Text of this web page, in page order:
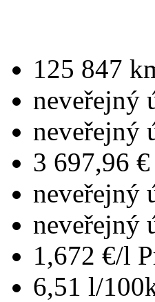
125 847
neveřejný
neveřejný
3 697,96 €
neveřejný
neveřejný
1,672 €/l
6,51 l/